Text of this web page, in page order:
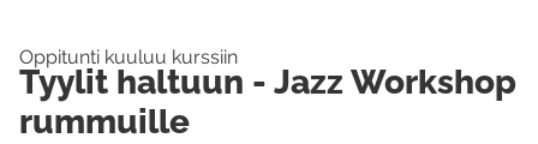
Oppitunti kuuluu kurssiin
Tyylit haltuun - Jazz Workshop
rummuille